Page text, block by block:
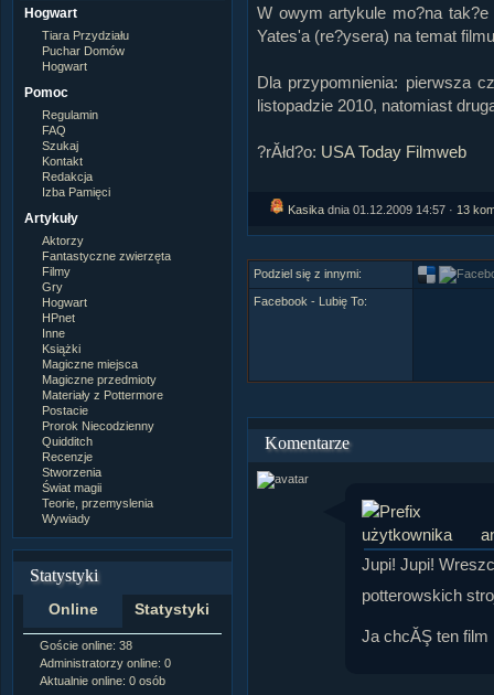
Hogwart
Tiara Przydziału
Puchar Domów
Hogwart
Pomoc
Regulamin
FAQ
Szukaj
Kontakt
Redakcja
Izba Pamięci
Artykuły
Aktorzy
Fantastyczne zwierzęta
Filmy
Gry
Hogwart
HPnet
Inne
Książki
Magiczne miejsca
Magiczne przedmioty
Materiały z Pottermore
Postacie
Prorok Niecodzienny
Quidditch
Recenzje
Stworzenia
Świat magii
Teorie, przemyslenia
Wywiady
Statystyki
Online Statystyki
Goście online: 38
Administratorzy online: 0
Aktualnie online: 0 osób
1,087
W owym artykule mo?na
Yates'a (re?ysera) na temat
Dla przypomnienia: pierwsza
listopadzie 2010, natomiast
?rĂłd?o: USA Today Filmweb
Kasika dnia 01.12.2009 14:57 · 13
Podziel się z innymi:
Facebook - Lubię To:
Komentarze
Jupi! Jupi!
potterowskich
Ja chcĂŞ ten